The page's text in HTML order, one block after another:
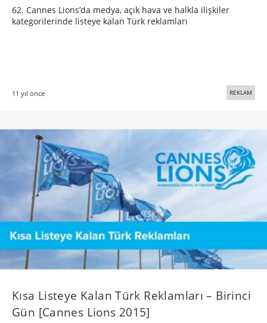
62. Cannes Lions’da medya, açık hava ve halkla ilişkiler
kategorilerinde listeye kalan Türk reklamları
11 yıl önce REKLAM
Kısa Listeye Kalan Türk Reklamları – Birinci
Gün [Cannes Lions 2015]